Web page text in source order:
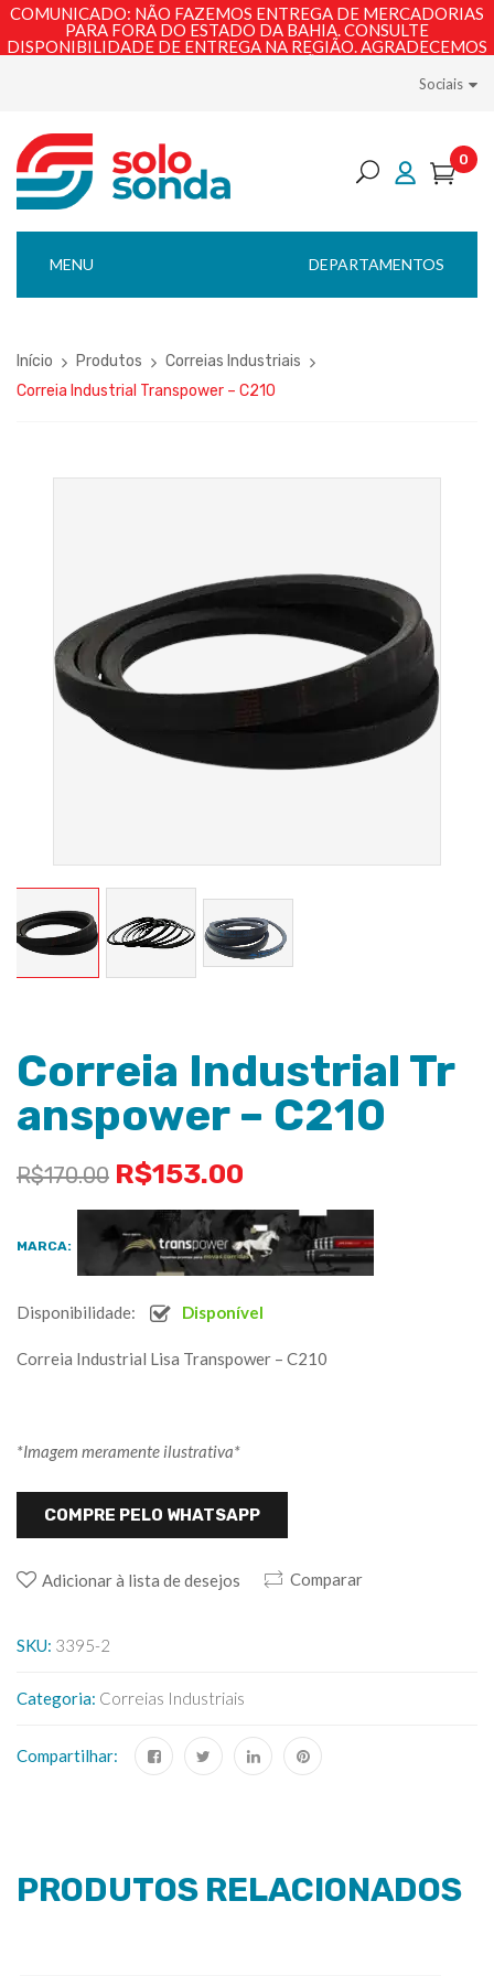
COMUNICADO: NÃO FAZEMOS ENTREGA DE MERCADORIAS
PARA FORA DO ESTADO DA BAHIA. CONSULTE
DISPONIBILIDADE DE ENTREGA NA REGIÃO. AGRADECEMOS
Sociais
0
DEPARTAMENTOS
MENU
Início Produtos
Correias Industriais
Correia Industrial Transpower – C210
Correia Industrial Tr
anspower – C210
R$170.00 R$153.00
MARCA:
Disponibilidade: Disponível
Correia Industrial Lisa Transpower – C210
*Imagem meramente ilustrativa*
COMPRE PELO WHATSAPP
Adicionar à lista de desejos Comparar
SKU: 3395-2
Categoria: Correias Industriais
Compartilhar:
PRODUTOS RELACIONADOS